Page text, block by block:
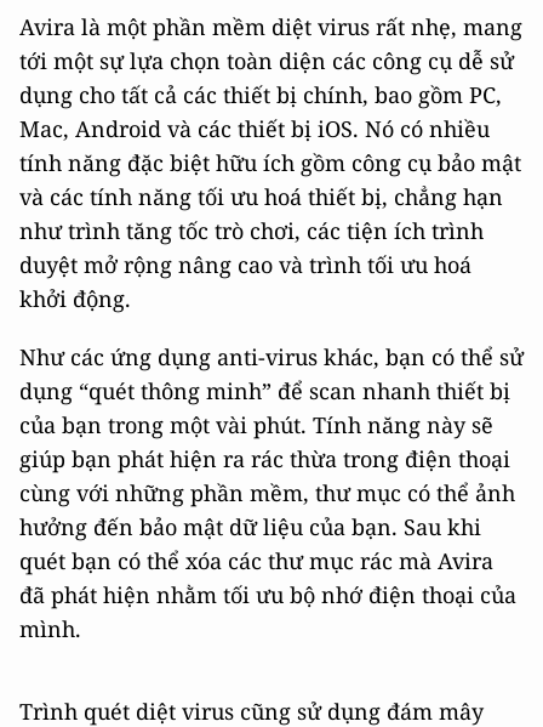
Avira là một phần mềm diệt virus rất nhẹ, mang
tới một sự lựa chọn toàn diện các công cụ dễ sử
dụng cho tất cả các thiết bị chính, bao gồm PC,
Mac, Android và các thiết bị iOS. Nó có nhiều
tính năng đặc biệt hữu ích gồm công cụ bảo mật
và các tính năng tối ưu hoá thiết bị, chẳng hạn
như trình tăng tốc trò chơi, các tiện ích trình
duyệt mở rộng nâng cao và trình tối ưu hoá
khởi động.
Như các ứng dụng anti-virus khác, bạn có thể sử
dụng “quét thông minh” để scan nhanh thiết bị
của bạn trong một vài phút. Tính năng này sẽ
giúp bạn phát hiện ra rác thừa trong điện thoại
cùng với những phần mềm, thư mục có thể ảnh
hưởng đến bảo mật dữ liệu của bạn. Sau khi
quét bạn có thể xóa các thư mục rác mà Avira
đã phát hiện nhằm tối ưu bộ nhớ điện thoại của
mình.
Trình quét diệt virus cũng sử dụng đám mây